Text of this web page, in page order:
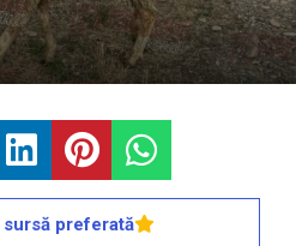
sursă preferată